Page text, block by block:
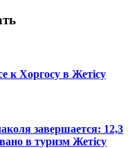
к Хоргосу в Жетісу
завершается: 12,3
в туризм Жетісу